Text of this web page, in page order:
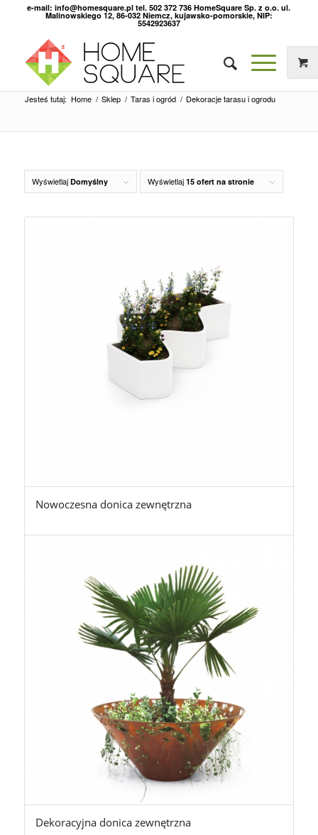
e-mail: info@homesquare.pl tel. 502 372 736 HomeSquare Sp. z o.o. ul.
Malinowskiego 12, 86-032 Niemcz, kujawsko-pomorskie, NIP:
5542923637
Jesteś tutaj: Home / Sklep / Taras i ogród / Dekoracje tarasu i ogrodu
Wyświetlaj Domyślny Wyświetlaj 15 ofert na stronie
Nowoczesna donica zewnętrzna
Dekoracyjna donica zewnętrzna